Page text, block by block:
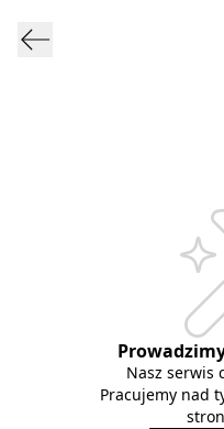
Nasz serwis
Pracujemy nad